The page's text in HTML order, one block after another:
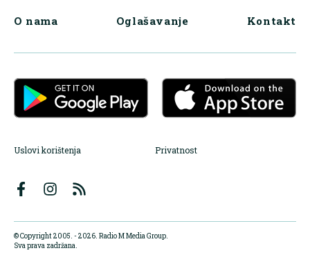
O nama Oglašavanje Kontakt
Uslovi korištenja Privatnost
© Copyright 2005. - 2026. Radio M Media Group.
Sva prava zadržana.